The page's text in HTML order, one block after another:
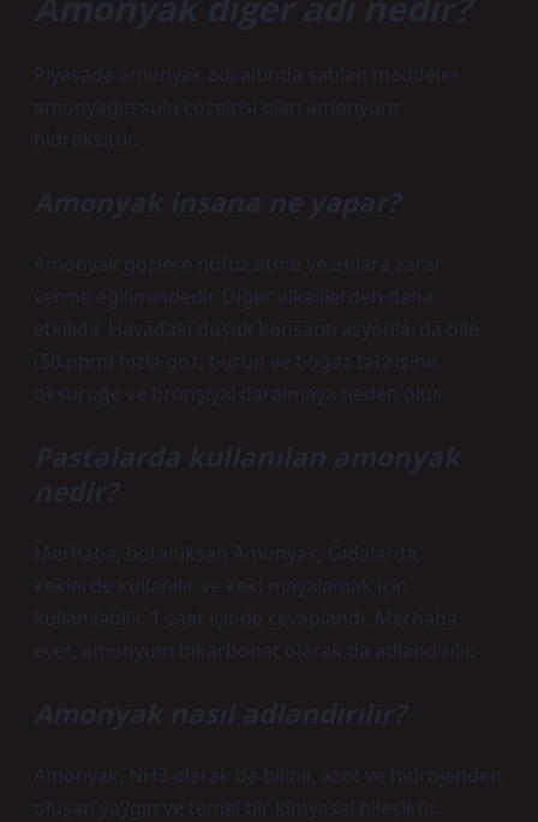
Piyasada amonyak adı altında satılan maddeler,
amonyağın sulu çözeltisi olan amonyum
Amonyak insana ne yapar?
Amonyak gözlere nüfuz etme ve onlara zarar
verme eğilimindedir. Diğer alkalilerden daha
etkilidir. Havadaki düşük konsantrasyonlarda bile
(50 ppm) hızla göz, burun ve boğaz tahrişine,
öksürüğe ve bronşiyal daralmaya neden olur.
Pastalarda kullanılan amonyak
nedir?
Merhaba, botaniksan Amonyak; Gıdalarda,
keklerde kullanılır ve keki mayalamak için
kullanılabilir. 1 saat içinde cevaplandı. Merhaba,
evet, amonyum bikarbonat olarak da adlandırılır.
Amonyak nasıl adlandırılır?
Amonyak, NH3 olarak da bilinir, azot ve hidrojenden
oluşan yaygın ve temel bir kimyasal bileşiktir.